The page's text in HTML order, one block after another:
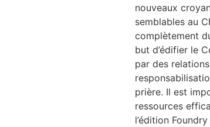
nouveaux
semblables au
complètement
but d’édifier le
par des
prière. Il est
ressources
l’édition